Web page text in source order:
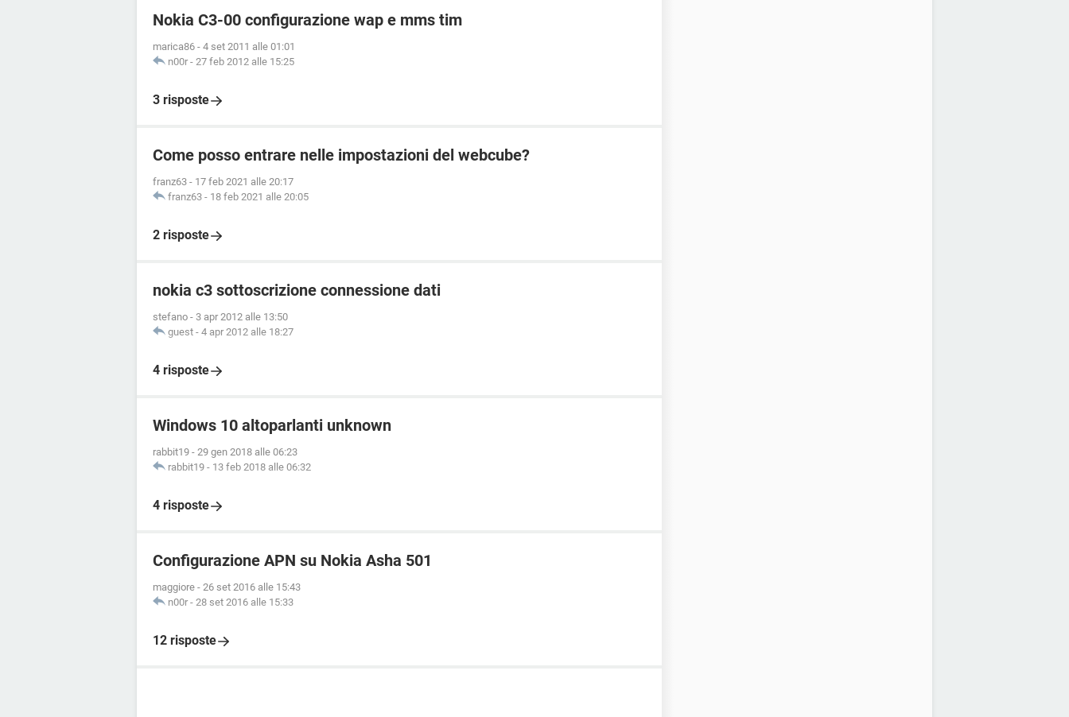
Nokia C3-00 configurazione wap e mms tim
marica86 - 4 set 2011 alle 01:01
n00r - 27 feb 2012 alle 15:25
3 risposte
Come posso entrare nelle impostazioni del webcube?
franz63 - 17 feb 2021 alle 20:17
franz63 - 18 feb 2021 alle 20:05
2 risposte
nokia c3 sottoscrizione connessione dati
stefano - 3 apr 2012 alle 13:50
guest - 4 apr 2012 alle 18:27
4 risposte
Windows 10 altoparlanti unknown
rabbit19 - 29 gen 2018 alle 06:23
rabbit19 - 13 feb 2018 alle 06:32
4 risposte
Configurazione APN su Nokia Asha 501
maggiore - 26 set 2016 alle 15:43
n00r - 28 set 2016 alle 15:33
12 risposte